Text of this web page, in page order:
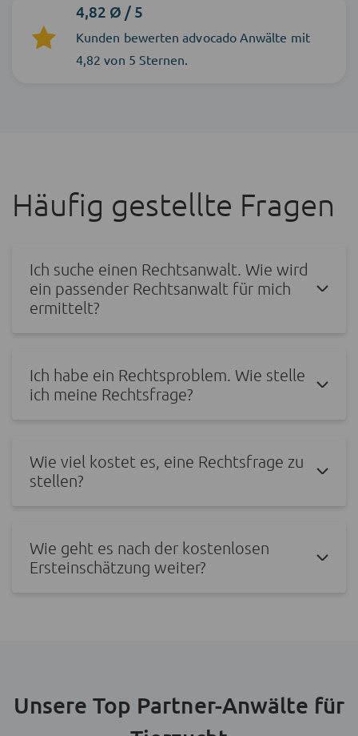
4,82 Ø / 5
Kunden bewerten advocado Anwälte mit
4,82 von 5 Sternen.
Häufig gestellte Fragen
Ich suche einen Rechtsanwalt. Wie wird
ein passender Rechtsanwalt für mich
ermittelt?
Ich habe ein Rechtsproblem. Wie stelle
ich meine Rechtsfrage?
Wie viel kostet es, eine Rechtsfrage zu
stellen?
Wie geht es nach der kostenlosen
Ersteinschätzung weiter?
Unsere Top Partner-Anwälte für